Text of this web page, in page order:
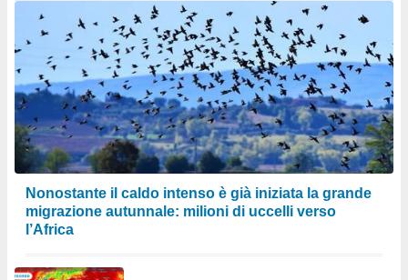
Nonostante il caldo intenso è già iniziata la grande
migrazione autunnale: milioni di uccelli verso
l’Africa